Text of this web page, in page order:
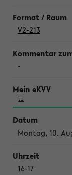
V2-213
-
Montag, 10.
16-17